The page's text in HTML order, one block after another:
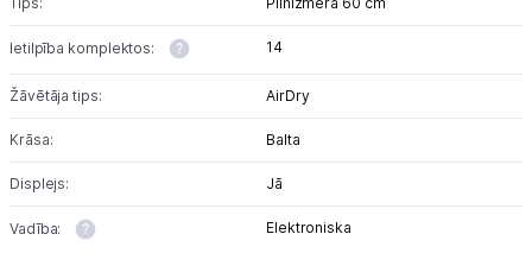
Skaistumkopšana
Sports un atpūta
Ietilpība komplektos: 14
Žāvētāja tips: AirDry
Krāsa: Balta
Displejs: Jā
Vadība: Elektroniska